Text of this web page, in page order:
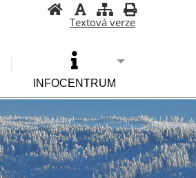
Textová verze
INFOCENTRUM